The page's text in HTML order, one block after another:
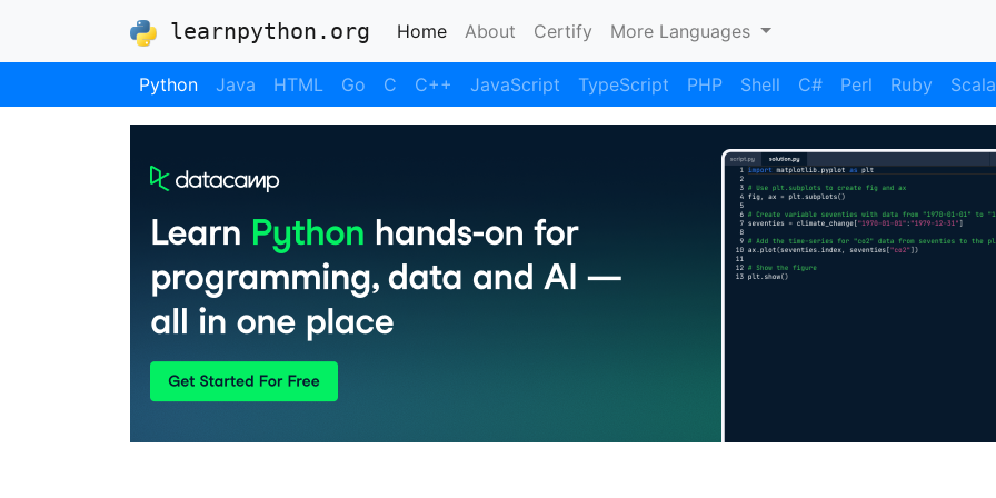
learnpython.org Home(current)
About Certify More Languages
Python Java HTML Go C C++ JavaScript TypeScript PHP Shell C# Perl Ruby Scala